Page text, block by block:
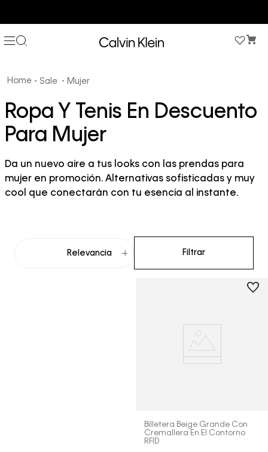
Sale Mujer
Ropa Y Tenis En Descuento
Para Mujer
Da un nuevo aire a tus looks con las prendas para
mujer en promoción. Alternativas sofisticadas y muy
cool que conectarán con tu esencia al instante.
Relevancia Filtrar
Billetera Beige Grande Con
Cremallera En El Contorno
RFID